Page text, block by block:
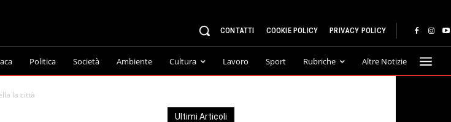
CONTATTI COOKIE POLICY PRIVACY POLICY
Politica Società Ambiente Cultura Lavoro Sport Rubriche Altre Notizie
la città
Ultimi Articoli